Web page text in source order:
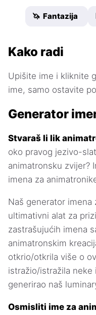
🦄 Fantazija
Kako radi
Upišite ime i kliknite
ime, samo ostavite
Generator
Stvaraš li lik
oko pravog jezivo-
animatronsku zvijer?
imena za
Naš generator imena
ultimativni alat za
zastrašujućih imena
animatronskim
otkrio/otkrila više o
istražio/istražila
generirao naš
Osmisliti ime za